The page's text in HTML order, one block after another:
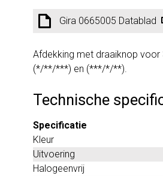
Gira 0665005 Datablad
Afdekking met draaiknop
(*/**/***) en (***/*/**).
Technische
Specificatie
Kleur
Uitvoering
Halogeenvrij